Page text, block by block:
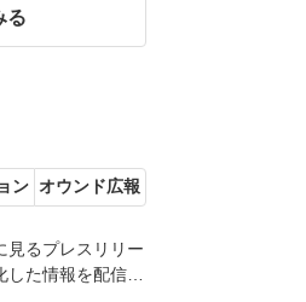
る
ン オウンド広報
見るプレスリリー
した情報を配信す